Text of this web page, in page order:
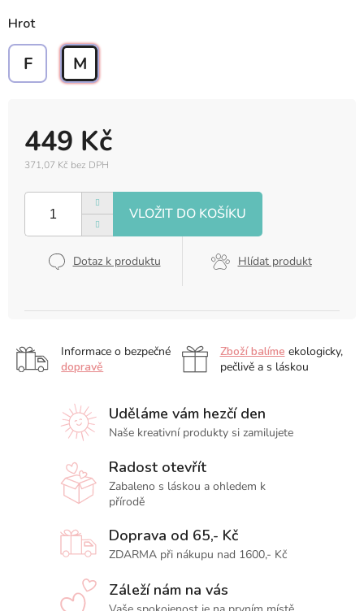
449 Kč
371,07 Kč bez DPH
cena:
Dotaz k produktu Hlídat produkt
Hrot
F M
Informace o bezpečné
dopravě
Zboží balíme ekologicky,
pečlivě a s láskou
Uděláme vám hezčí den
Naše kreativní produkty si zamilujete
Radost otevřít
Zabaleno s láskou a ohledem k
přírodě
Doprava od 65,- Kč
ZDARMA při nákupu nad 1600,- Kč
Záleží nám na vás